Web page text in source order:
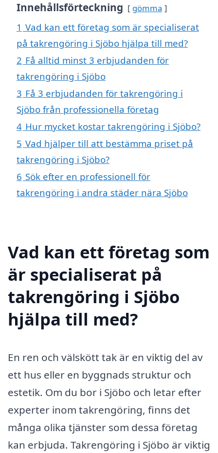
Innehållsförteckning gömma
1 Vad kan ett företag som är specialiserat
på takrengöring i Sjöbo hjälpa till med?
2 Få alltid minst 3 erbjudanden för
takrengöring i Sjöbo
3 Få 3 erbjudanden för takrengöring i
Sjöbo från professionella företag
4 Hur mycket kostar takrengöring i Sjöbo?
5 Vad hjälper till att bestämma priset på
takrengöring i Sjöbo?
6 Sök efter en professionell för
takrengöring i andra städer nära Sjöbo
Vad kan ett företag som
är specialiserat på
takrengöring i Sjöbo
hjälpa till med?
En ren och välskött tak är en viktig del av
ett hus eller en byggnads struktur och
estetik. Om du bor i Sjöbo och letar efter
experter inom takrengöring, finns det
många olika tjänster som dessa företag
kan erbjuda. Takrengöring i Sjöbo är viktig